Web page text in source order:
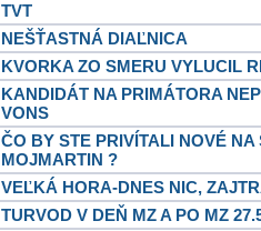
TVT
NEŠŤASTNÁ DIAĽNICA
KVORKA ZO SMERU VYLUCIL
KANDIDÁT NA PRIMÁTORA
VONS
ČO BY STE PRIVÍTALI NOVÉ NA
MOJMARTIN ?
VEĽKÁ HORA-DNES NIC,
TURVOD V DEŇ MZ A PO MZ